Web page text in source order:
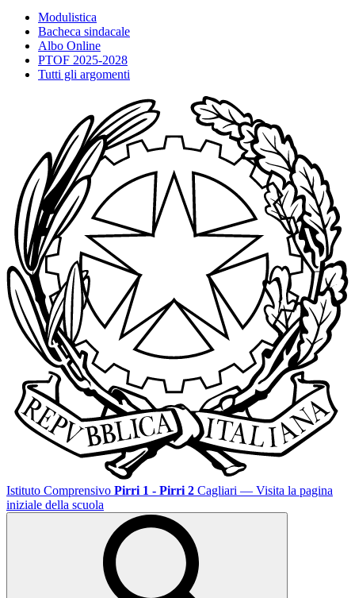
Modulistica
Bacheca sindacale
Albo Online
PTOF 2025-2028
Tutti gli argomenti
Istituto Comprensivo Pirri 1 - Pirri 2 Cagliari — Visita la pagina
iniziale della scuola